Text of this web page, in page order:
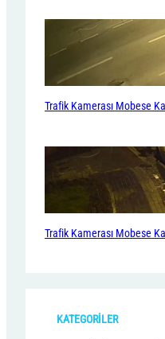
Trafik Kamerası Mobese
Trafik Kamerası Mobese
KATEGORİLER